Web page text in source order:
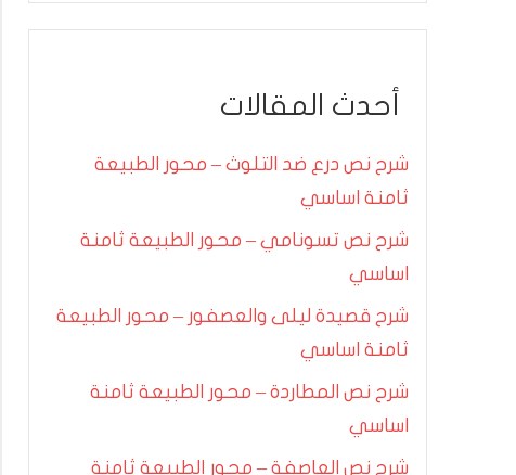
أحدث المقالات
شرح نص درع ضد التلوث – محور الطبيعة
ثامنة اساسي
شرح نص تسونامي – محور الطبيعة ثامنة
اساسي
شرح قصيدة ليلى والعصفور – محور الطبيعة
ثامنة اساسي
شرح نص المطاردة – محور الطبيعة ثامنة
اساسي
شرح نص العاصفة – محور الطبيعة ثامنة